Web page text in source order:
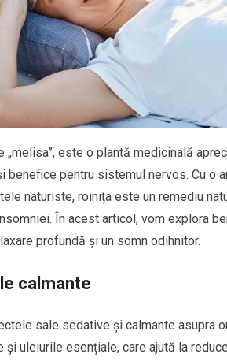
„melisa”, este o plantă medicinală
benefice pentru sistemul nervos. Cu o
naturiste, roinița este un remediu
În acest articol, vom explora
profundă și un somn odihnitor.
calmante
sale sedative și calmante asupra
uleiurile esențiale, care ajută la